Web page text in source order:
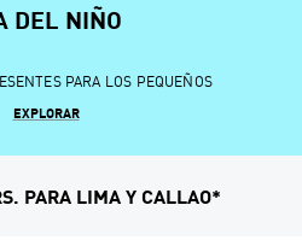
DEL NIÑO
PARA LOS PEQUEÑOS
EXPLORAR
PARA LIMA Y CALLAO*